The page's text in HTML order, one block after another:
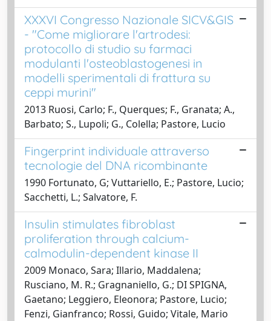
XXXVI Congresso Nazionale SICV&GIS
- "Come migliorare l'artrodesi:
protocollo di studio su farmaci
modulanti l'osteoblastogenesi in
modelli sperimentali di frattura su
ceppi murini"
2013 Ruosi, Carlo; F., Querques; F., Granata; A.,
Barbato; S., Lupoli; G., Colella; Pastore, Lucio
Fingerprint individuale attraverso
tecnologie del DNA ricombinante
1990 Fortunato, G; Vuttariello, E.; Pastore, Lucio;
Sacchetti, L.; Salvatore, F.
Insulin stimulates fibroblast
proliferation through calcium-
calmodulin-dependent kinase II
2009 Monaco, Sara; Illario, Maddalena;
Rusciano, M. R.; Gragnaniello, G.; DI SPIGNA,
Gaetano; Leggiero, Eleonora; Pastore, Lucio;
Fenzi, Gianfranco; Rossi, Guido; Vitale, Mario